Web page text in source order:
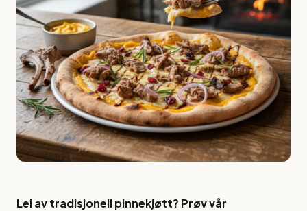
Lei av tradisjonell pinnekjøtt? Prøv vår